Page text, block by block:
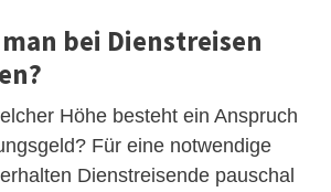
bei Dienstreisen
Höhe besteht ein Anspruch
Für eine notwendige
Dienstreisende pauschal